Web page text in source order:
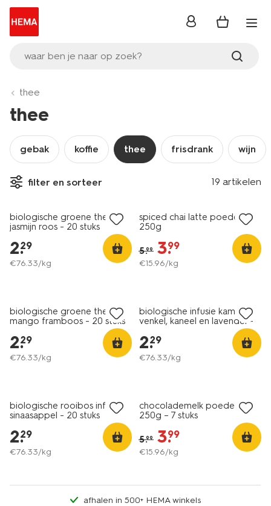
waar ben je naar op zoek?
inloggen
thee
thee
gebak koffie thee frisdrank wijn
filter en sorteer 19 artikelen
2 voor 3.49
met je HEMA pas
biologische groene thee
jasmijn roos - 20 stuks
2.
29
€76.33/kg
spiced chai latte poeder
250g
5.99 3.
99
€15.96/kg
biologische groene thee
mango framboos - 20 stuks
2.
29
€76.33/kg
biologische infusie kamille,
venkel, kaneel en lavendel -
2.
29
€76.33/kg
biologische rooibos infusie
sinaasappel - 20 stuks
2.
29
€76.33/kg
chocolademelk poeder
250g – 7 stuks
5.99 3.
99
€15.96/kg
afhalen in 500+ HEMA winkels